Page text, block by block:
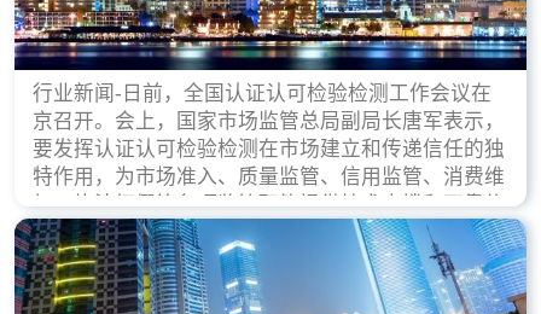
行业新闻-日前，全国认证认可检验检测工作会议在
京召开。会上，国家市场监管总局副局长唐军表示，
要发挥认证认可检验检测在市场建立和传递信任的独
特作用，为市场准入、质量监管、信用监管、消费维
权、执法打假等各项监管职能提供技术支撑和可靠依
据。